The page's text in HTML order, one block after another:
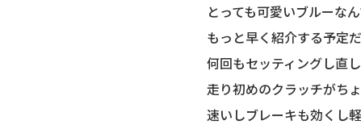
とっても可愛いブルーな
もっと早く紹介する予定
何回もセッティングし直
走り初めのクラッチがち
速いしブレーキも効くし